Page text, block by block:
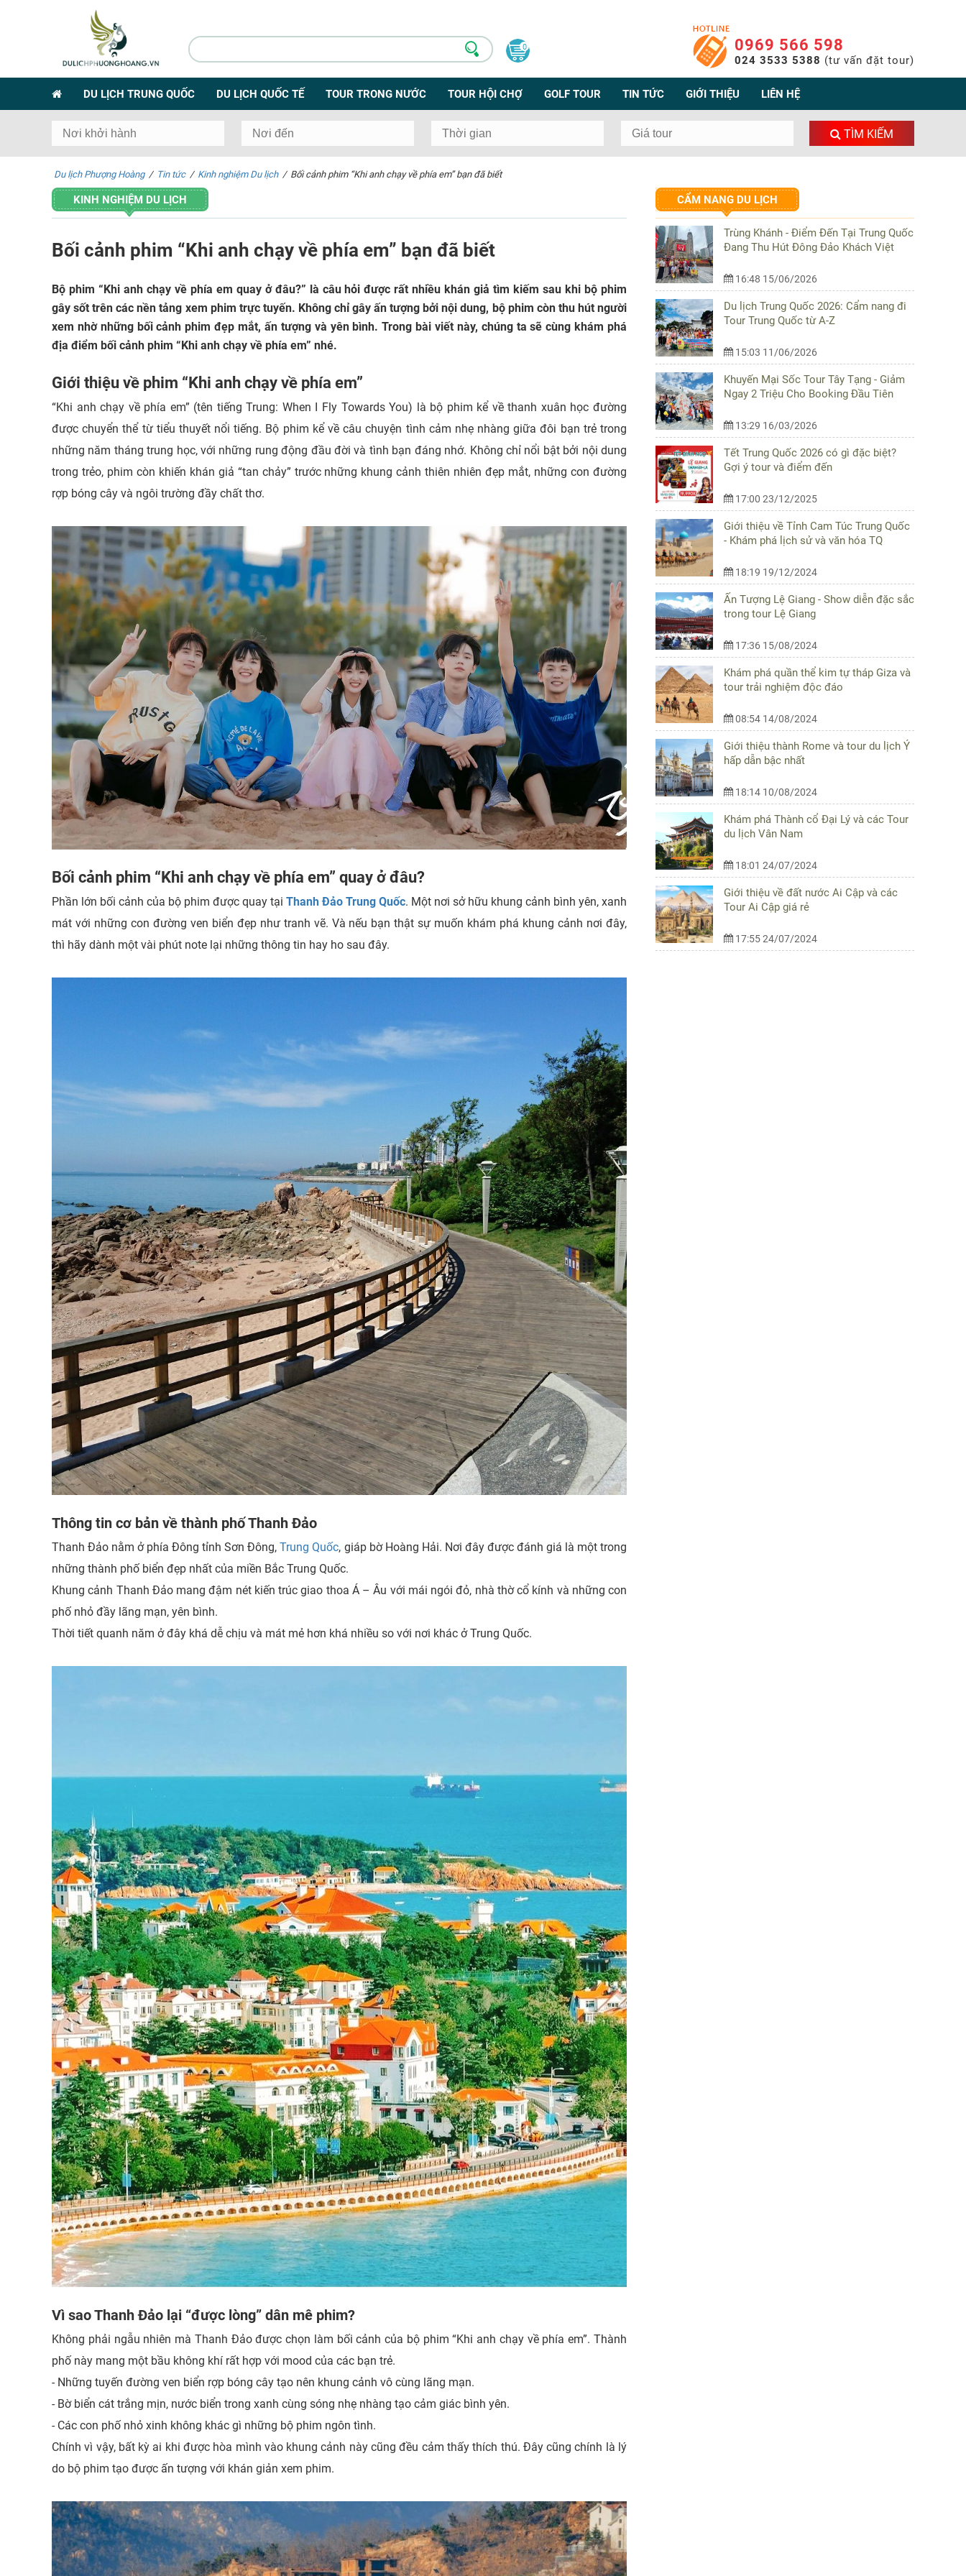
0 0969 566 598
024 3533 5388 (tư vấn đặt tour)
DU LỊCH TRUNG QUỐC DU LỊCH QUỐC TẾ TOUR TRONG NƯỚC TOUR HỘI CHỢ GOLF TOUR TIN TỨC GIỚI THIỆU LIÊN HỆ
TÌM KIẾM
Du lịch Phượng Hoàng / Tin tức / Kinh nghiệm Du lịch / Bối cảnh phim “Khi anh chạy về phía em” bạn đã biết
KINH NGHIỆM DU LỊCH
Bối cảnh phim “Khi anh chạy về phía em” bạn đã biết
Bộ phim “Khi anh chạy về phía em quay ở đâu?” là câu hỏi được rất nhiều khán giả tìm kiếm sau khi bộ phim
gây sốt trên các nền tảng xem phim trực tuyến. Không chỉ gây ấn tượng bởi nội dung, bộ phim còn thu hút người
xem nhờ những bối cảnh phim đẹp mắt, ấn tượng và yên bình. Trong bài viết này, chúng ta sẽ cùng khám phá
địa điểm bối cảnh phim “Khi anh chạy về phía em” nhé.
Giới thiệu về phim “Khi anh chạy về phía em”
“Khi anh chạy về phía em” (tên tiếng Trung: When I Fly Towards You) là bộ phim kể về thanh xuân học đường
được chuyển thể từ tiểu thuyết nổi tiếng. Bộ phim kể về câu chuyện tình cảm nhẹ nhàng giữa đôi bạn trẻ trong
những năm tháng trung học, với những rung động đầu đời và tình bạn đáng nhớ. Không chỉ nổi bật bởi nội dung
trong trẻo, phim còn khiến khán giả “tan chảy” trước những khung cảnh thiên nhiên đẹp mắt, những con đường
rợp bóng cây và ngôi trường đầy chất thơ.
Bối cảnh phim “Khi anh chạy về phía em” quay ở đâu?
Phần lớn bối cảnh của bộ phim được quay tại Thanh Đảo Trung Quốc. Một nơi sở hữu khung cảnh bình yên, xanh
mát với những con đường ven biển đẹp như tranh vẽ. Và nếu bạn thật sự muốn khám phá khung cảnh nơi đây,
thì hãy dành một vài phút note lại những thông tin hay ho sau đây.
Thông tin cơ bản về thành phố Thanh Đảo
Thanh Đảo nằm ở phía Đông tỉnh Sơn Đông,Trung Quốc, giáp bờ Hoàng Hải. Nơi đây được đánh giá là một trong
những thành phố biển đẹp nhất của miền Bắc Trung Quốc.
Khung cảnh Thanh Đảo mang đậm nét kiến trúc giao thoa Á – Âu với mái ngói đỏ, nhà thờ cổ kính và những con
phố nhỏ đầy lãng mạn, yên bình.
Thời tiết quanh năm ở đây khá dễ chịu và mát mẻ hơn khá nhiều so với nơi khác ở Trung Quốc.
Vì sao Thanh Đảo lại “được lòng” dân mê phim?
Không phải ngẫu nhiên mà Thanh Đảo được chọn làm bối cảnh của bộ phim “Khi anh chạy về phía em”. Thành
phố này mang một bầu không khí rất hợp với mood của các bạn trẻ.
- Những tuyến đường ven biển rợp bóng cây tạo nên khung cảnh vô cùng lãng mạn.
- Bờ biển cát trắng mịn, nước biển trong xanh cùng sóng nhẹ nhàng tạo cảm giác bình yên.
- Các con phố nhỏ xinh không khác gì những bộ phim ngôn tình.
Chính vì vậy, bất kỳ ai khi được hòa mình vào khung cảnh này cũng đều cảm thấy thích thú. Đây cũng chính là lý
do bộ phim tạo được ấn tượng với khán giản xem phim.
CẨM NANG DU LỊCH
Trùng Khánh - Điểm Đến Tại Trung Quốc
Đang Thu Hút Đông Đảo Khách Việt
16:48 15/06/2026
Du lịch Trung Quốc 2026: Cẩm nang đi
Tour Trung Quốc từ A-Z
15:03 11/06/2026
Khuyến Mại Sốc Tour Tây Tạng - Giảm
Ngay 2 Triệu Cho Booking Đầu Tiên
13:29 16/03/2026
Tết Trung Quốc 2026 có gì đặc biệt?
Gợi ý tour và điểm đến
17:00 23/12/2025
Giới thiệu về Tỉnh Cam Túc Trung Quốc
- Khám phá lịch sử và văn hóa TQ
18:19 19/12/2024
Ấn Tượng Lệ Giang - Show diễn đặc sắc
trong tour Lệ Giang
17:36 15/08/2024
Khám phá quần thể kim tự tháp Giza và
tour trải nghiệm độc đáo
08:54 14/08/2024
Giới thiệu thành Rome và tour du lịch Ý
hấp dẫn bậc nhất
18:14 10/08/2024
Khám phá Thành cổ Đại Lý và các Tour
du lịch Vân Nam
18:01 24/07/2024
Giới thiệu về đất nước Ai Cập và các
Tour Ai Cập giá rẻ
17:55 24/07/2024